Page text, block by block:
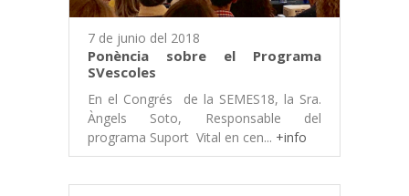
7 de junio del 2018
Ponència sobre el Programa
SVescoles
En el Congrés de la SEMES18, la Sra.
Àngels Soto, Responsable del
programa Suport Vital en cen... +info